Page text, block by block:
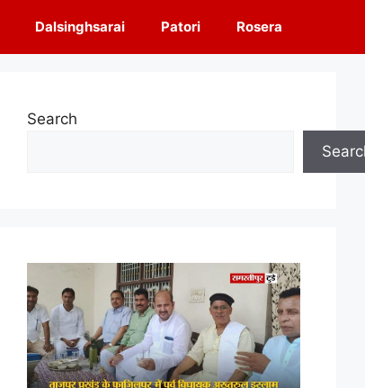
Dalsinghsarai Patori Rosera
Search